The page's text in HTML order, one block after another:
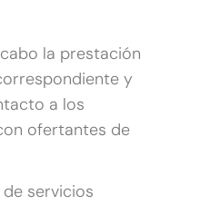
la prestación
y
a los
ofertantes de
servicios